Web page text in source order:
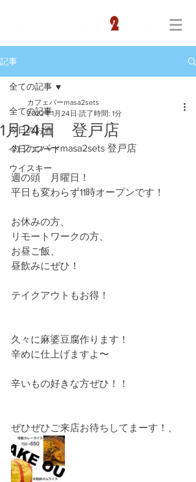
記事
全ての記事
今日のお酒
今日のフード
ウイスキー
全ての記事
1月24日 登戸店
カフェバーmasa2sets
2022年1月24日 読了時間: 1分
カフェバーmasa2sets 登戸店
週の頭　月曜日！
平日も変わらず11時オープンです！
お休みの方、
リモートワークの方、
お昼ご飯、
昼飲みにぜひ！
テイクアウトもお得！
久々に麻婆豆腐作ります！
辛めに仕上げますよ〜
辛いもの好きな方ぜひ！！
ぜひぜひご来店お待ちしてまーす！、